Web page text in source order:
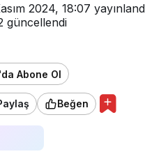
2024, 18:07
güncellendi
Abone Ol
Beğen